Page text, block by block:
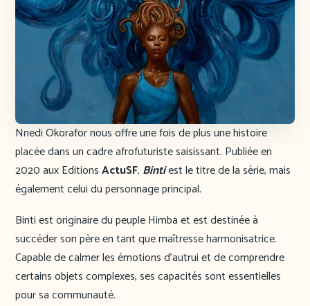
Nnedi Okorafor nous offre une fois de plus une histoire
placée dans un cadre afrofuturiste saisissant. Publiée en
2020 aux EditionsActuSF, Bintiest le titre de la série, mais
également celui du personnage principal.
Binti est originaire du peuple Himba et est destinée à
succéder son père en tant que maîtresse harmonisatrice.
Capable de calmer les émotions d’autrui et de comprendre
certains objets complexes, ses capacités sont essentielles
pour sa communauté.